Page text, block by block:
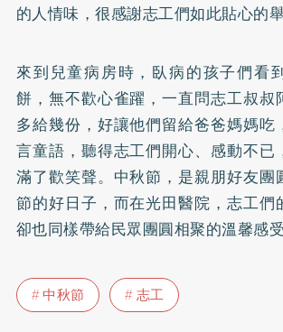
的人情味，很感謝志工們如此貼心的舉
來到兒童病房時，臥病的孩子們看
餅，無不歡心雀躍，一直問志工叔叔
多給幾份，好讓他們留給爸爸媽媽吃
言童語，聽得志工們開心、感動不已
滿了歡笑聲。中秋節，是親朋好友團
節的好日子，而在光田醫院，志工們
卻也同樣帶給民眾團圓相聚的溫馨感受
中秋節 志工